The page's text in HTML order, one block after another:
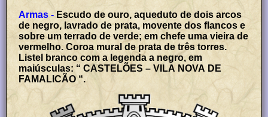
Armas - Escudo de ouro, aqueduto de dois arcos
de negro, lavrado de prata, movente dos flancos e
sobre um terrado de verde; em chefe uma vieira de
vermelho. Coroa mural de prata de três torres.
Listel branco com a legenda a negro, em
maiúsculas: “ CASTELÕES – VILA NOVA DE
FAMALICÃO “.